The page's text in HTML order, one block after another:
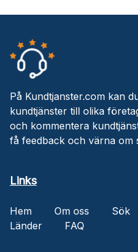
På Kundtjanster.com kan
kundtjänster till olika
och kommentera
få feedback och värna om
Links
Hem Om oss Sök
Länder
FAQ